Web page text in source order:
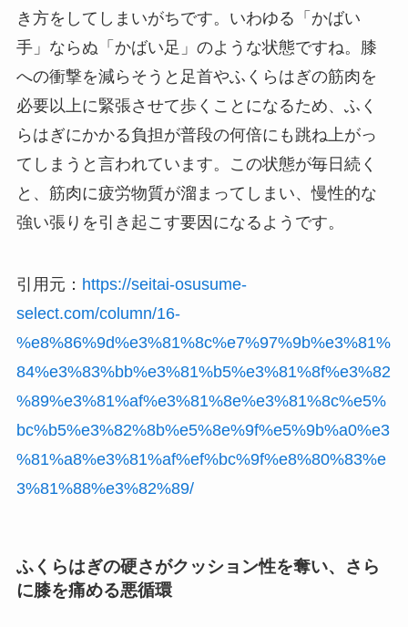
き方をしてしまいがちです。いわゆる「かばい
手」ならぬ「かばい足」のような状態ですね。膝
への衝撃を減らそうと足首やふくらはぎの筋肉を
必要以上に緊張させて歩くことになるため、ふく
らはぎにかかる負担が普段の何倍にも跳ね上がっ
てしまうと言われています。この状態が毎日続く
と、筋肉に疲労物質が溜まってしまい、慢性的な
強い張りを引き起こす要因になるようです。
引用元： https://seitai-osusume-
select.com/column/16-
%e8%86%9d%e3%81%8c%e7%97%9b%e3%81%
84%e3%83%bb%e3%81%b5%e3%81%8f%e3%82
%89%e3%81%af%e3%81%8e%e3%81%8c%e5%
bc%b5%e3%82%8b%e5%8e%9f%e5%9b%a0%e3
%81%a8%e3%81%af%ef%bc%9f%e8%80%83%e
3%81%88%e3%82%89/
ふくらはぎの硬さがクッション性を奪い、さら
に膝を痛める悪循環